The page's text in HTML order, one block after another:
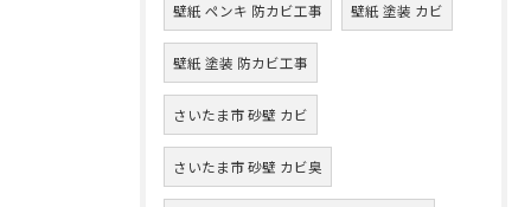
壁紙 ペンキ 防カビ工事 壁紙 塗装 カビ
壁紙 塗装 防カビ工事
さいたま市 砂壁 カビ
さいたま市 砂壁 カビ臭